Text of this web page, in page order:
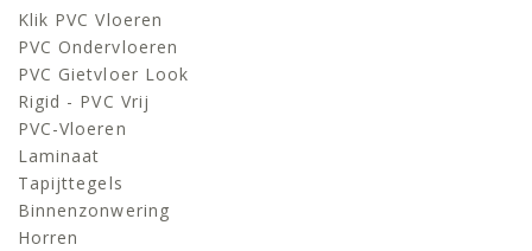
Klik PVC Vloeren
PVC Ondervloeren
PVC Gietvloer Look
Rigid - PVC Vrij
PVC-Vloeren
Laminaat
Tapijttegels
Binnenzonwering
Horren